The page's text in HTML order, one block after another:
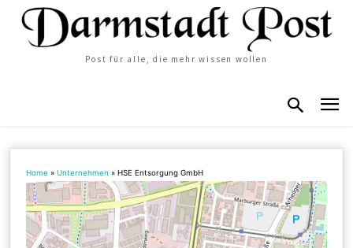
Post für alle, die mehr wissen wollen
Home »Unternehmen »HSE Entsorgung GmbH